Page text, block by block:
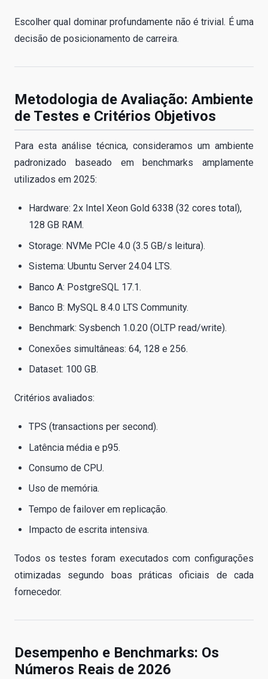
Escolher qual dominar profundamente não é trivial. É uma
decisão de posicionamento de carreira.
Metodologia de Avaliação: Ambiente
de Testes e Critérios Objetivos
Para esta análise técnica, consideramos um ambiente
padronizado baseado em benchmarks amplamente
utilizados em 2025:
Hardware: 2x Intel Xeon Gold 6338 (32 cores total),
128 GB RAM.
Storage: NVMe PCIe 4.0 (3.5 GB/s leitura).
Sistema: Ubuntu Server 24.04 LTS.
Banco A: PostgreSQL 17.1.
Banco B: MySQL 8.4.0 LTS Community.
Benchmark: Sysbench 1.0.20 (OLTP read/write).
Conexões simultâneas: 64, 128 e 256.
Dataset: 100 GB.
Critérios avaliados:
TPS (transactions per second).
Latência média e p95.
Consumo de CPU.
Uso de memória.
Tempo de failover em replicação.
Impacto de escrita intensiva.
Todos os testes foram executados com configurações
otimizadas segundo boas práticas oficiais de cada
fornecedor.
Desempenho e Benchmarks: Os
Números Reais de 2026